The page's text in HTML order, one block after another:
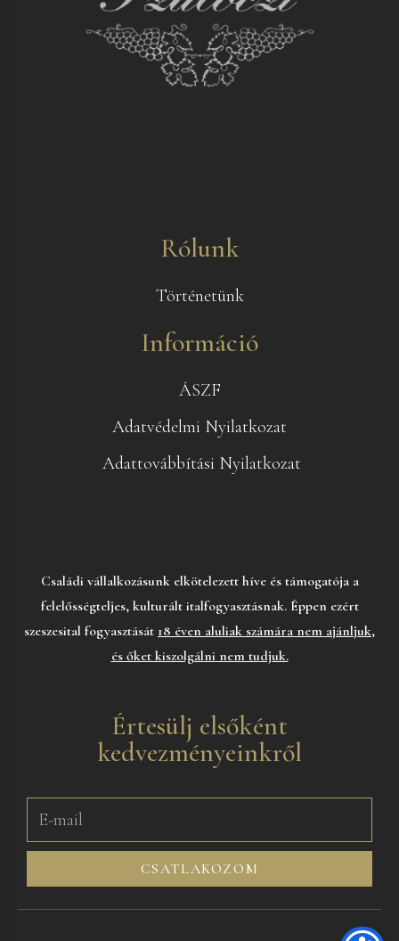
Rólunk
Történetünk
Információ
ÁSZF
Adatvédelmi Nyilatkozat
Adattovábbítási Nyilatkozat
Családi vállalkozásunk elkötelezett híve és támogatója a
felelősségteljes, kulturált italfogyasztásnak. Éppen ezért
szeszesital fogyasztását 18 éven aluliak számára nem ajánljuk,
és őket kiszolgálni nem tudjuk.
Értesülj elsőként
kedvezményeinkről
CSATLAKOZOM